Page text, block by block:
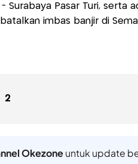
- Surabaya Pasar Turi, serta
imbas banjir di
2
Okezoneuntuk update